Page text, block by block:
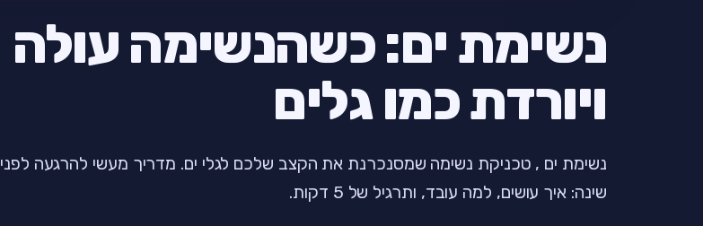
נשימת ים: כשהנשימה עולה
ויורדת כמו גלים
נשימת ים , טכניקת נשימה שמסנכרנת את הקצב שלכם לגלי ים. מדריך מעשי להרגעה לפני
שינה: איך עושים, למה עובד, ותרגיל של 5 דקות.